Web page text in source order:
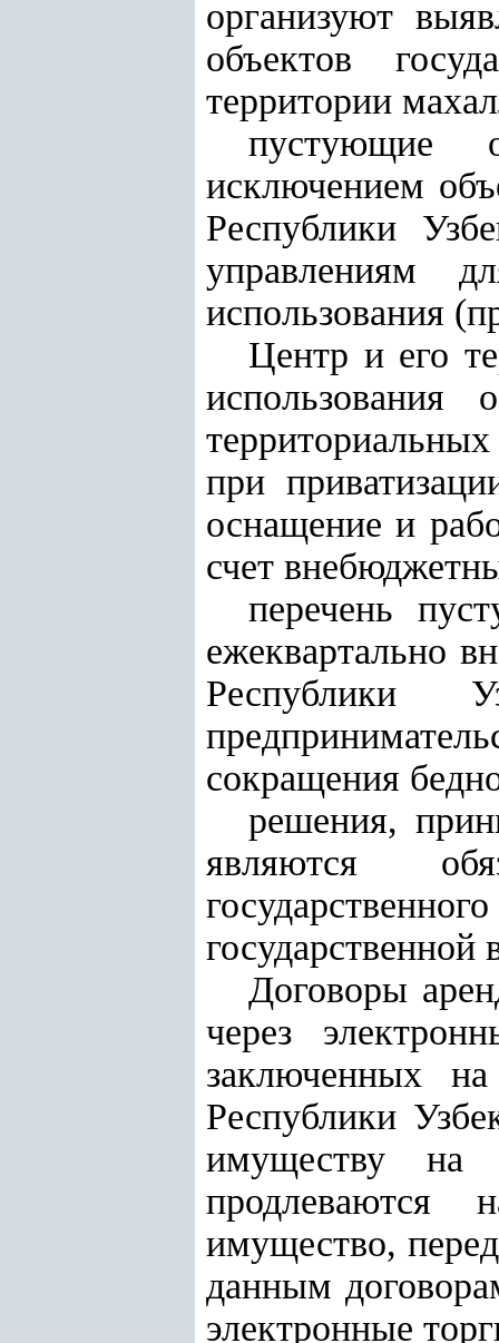
организуют
объектов
территории
пустующие
исключением
Республики
управлениям
использования
Центр и его
при
оснащение и
счет
перечень
ежеквартально
Республики
сокращения
решения,
являются
Договоры
через
заключенных
Республики
имуществу на
продлеваются
имущество,
данным
электронные